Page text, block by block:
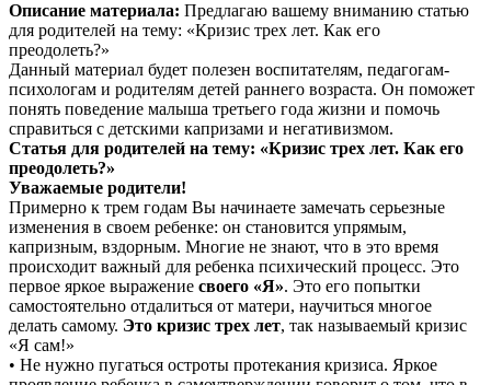
Описание материала: Предлагаю вашему вниманию статью
для родителей на тему: «Кризис трех лет. Как его
преодолеть?»
Данный материал будет полезен воспитателям, педагогам-
психологам и родителям детей раннего возраста. Он поможет
понять поведение малыша третьего года жизни и помочь
справиться с детскими капризами и негативизмом.
Статья для родителей на тему: «Кризис трех лет. Как его
преодолеть?»
Уважаемые родители!
Примерно к трем годам Вы начинаете замечать серьезные
изменения в своем ребенке: он становится упрямым,
капризным, вздорным. Многие не знают, что в это время
происходит важный для ребенка психический процесс. Это
первое яркое выражение своего «Я». Это его попытки
самостоятельно отдалиться от матери, научиться многое
делать самому. Это кризис трех лет, так называемый кризис
«Я сам!»
• Не нужно пугаться остроты протекания кризиса. Яркое